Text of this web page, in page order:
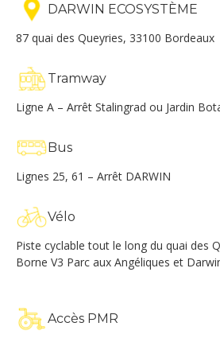
DARWIN ECOSYSTÈME
87 quai des Queyries, 33100 Bordeaux
Tramway
Ligne A – Arrêt Stalingrad ou Jardin
Bus
Lignes 25, 61 – Arrêt DARWIN
Vélo
Piste cyclable tout le long du quai des
Borne V3 Parc aux Angéliques et
Accès PMR